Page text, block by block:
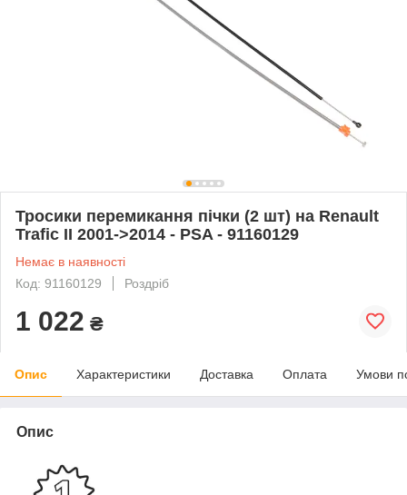
Тросики перемикання пічки (2 шт) на Renault
Trafic II 2001->2014 - PSA - 91160129
Немає в наявності
Код: 91160129
Роздріб
1 022 ₴
Опис Характеристики Доставка Оплата Умови
Опис